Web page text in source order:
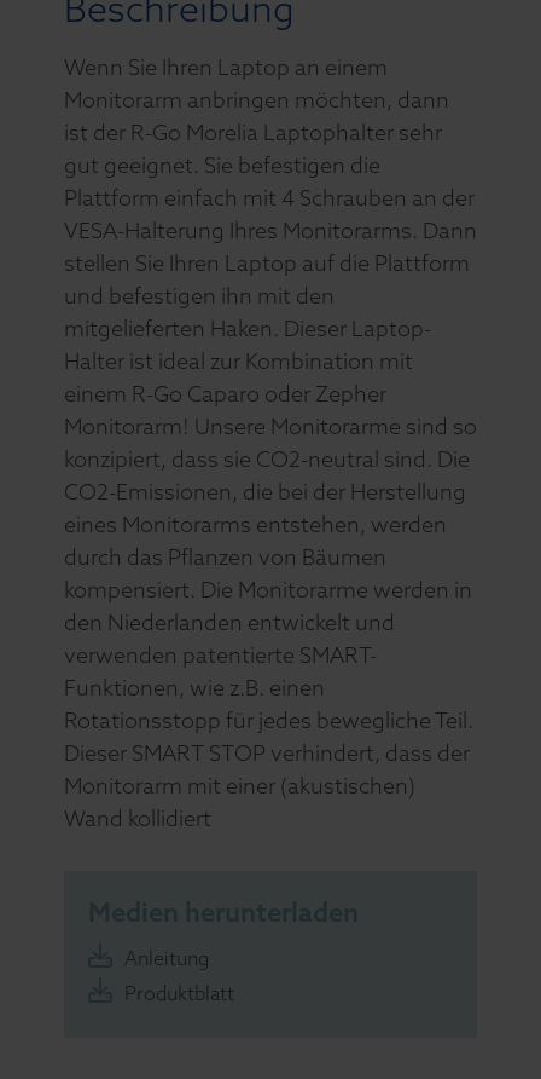
Wenn Sie Ihren Laptop an einem
Monitorarm anbringen möchten, dann
ist der R-Go Morelia Laptophalter sehr
gut geeignet. Sie befestigen die
Plattform einfach mit 4 Schrauben an der
VESA-Halterung Ihres Monitorarms. Dann
stellen Sie Ihren Laptop auf die Plattform
und befestigen ihn mit den
mitgelieferten Haken. Dieser Laptop-
Halter ist ideal zur Kombination mit
einem R-Go Caparo oder Zepher
Monitorarm! Unsere Monitorarme sind so
konzipiert, dass sie CO2-neutral sind. Die
CO2-Emissionen, die bei der Herstellung
eines Monitorarms entstehen, werden
durch das Pflanzen von Bäumen
kompensiert. Die Monitorarme werden in
den Niederlanden entwickelt und
verwenden patentierte SMART-
Funktionen, wie z.B. einen
Rotationsstopp für jedes bewegliche Teil.
Dieser SMART STOP verhindert, dass der
Monitorarm mit einer (akustischen)
Wand kollidiert
Medien herunterladen
Anleitung
Produktblatt